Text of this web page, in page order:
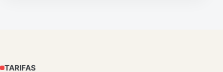
TARIFAS